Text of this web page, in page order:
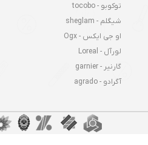
توکوبو - tocobo
شیگلم - sheglam
او جی ایکس - Ogx
لورآل - Loreal
گارنیر - garnier
آگرادو - agrado